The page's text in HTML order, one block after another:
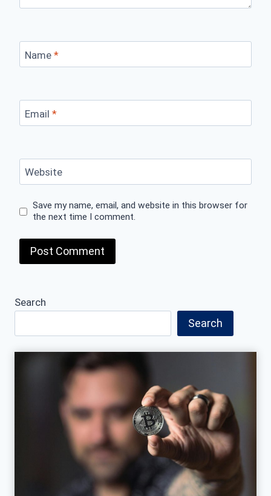
Name *
Email *
Website
Save my name, email, and website in this browser for
the next time I comment.
Search
Search